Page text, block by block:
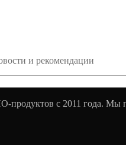
и рекомендации
продуктов с 2011 года. Мы